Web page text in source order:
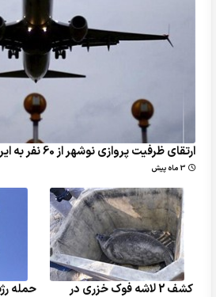
ارتقای ظرفیت پروازی نوشهر از 60 نفر به ایرباس 320
3 ماه پیش
کشف 2 لاشه فوک خزری در
حمله